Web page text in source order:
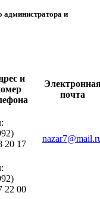
администратора и
и
почта
20 17
22 00